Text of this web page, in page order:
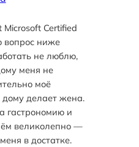
Certified
вопрос ниже
не люблю,
меня не
моё
дому делает жена.
гастрономию и
великолепно —
в достатке.